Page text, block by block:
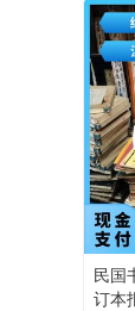
民国
订本